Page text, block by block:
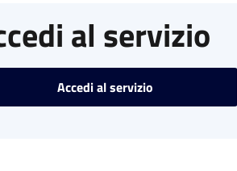
al servizio
Accedi al servizio